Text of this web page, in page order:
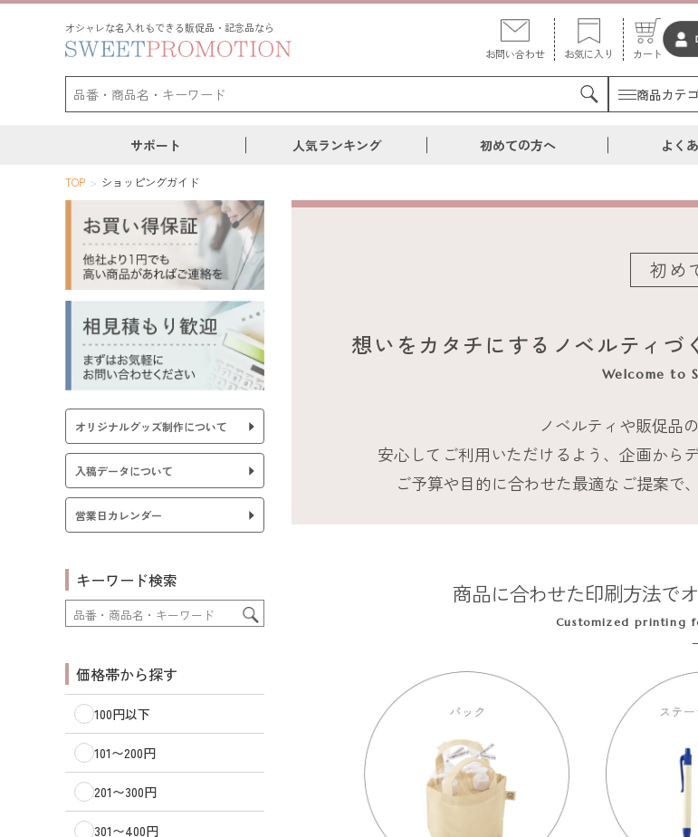
オシャレな名入れもできる販促品・記念品なら
お問い合わせ
お気に入り カート
商品カテ
サポート 人気ランキング 初めての方へ よく
TOP ショッピングガイド
オリジナルグッズ制作について
入稿データについて
営業日カレンダー
キーワード検索
価格帯から探す
100円以下
101〜200円
201〜300円
301〜400円
初め
想いをカタチにする ノベルティづ
Welcome to
ノベルティや販促品
安心してご利用いただけるよう、企画から
ご予算や目的に合わせた最適なご提案で
商品に合わせた印刷方法で
Customized printing